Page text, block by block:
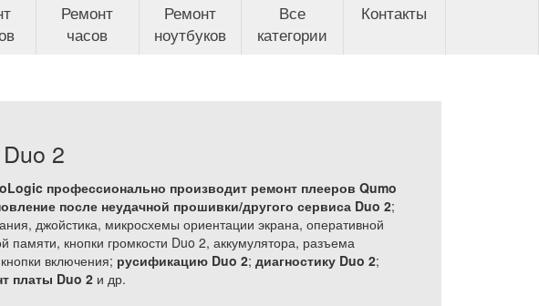
Ремонт
часов
Ремонт
ноутбуков
Все
категории
Контакты
2
профессионально производит ремонт плееров Qumo
после неудачной прошивки/другого сервиса Duo 2;
джойстика, микросхемы ориентации экрана, оперативной
памяти, кнопки громкости Duo 2, аккумулятора, разъема
включения; русификацию Duo 2; диагностику Duo 2;
платы Duo 2 и др.